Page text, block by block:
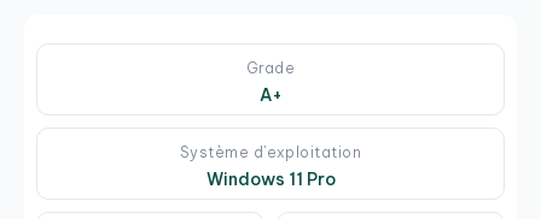
Grade
A+
Système d'exploitation
Windows 11 Pro